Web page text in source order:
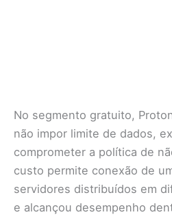
No segmento gratuito,
não impor limite de dados,
comprometer a política de
custo permite conexão de
servidores distribuídos em
e alcançou desempenho